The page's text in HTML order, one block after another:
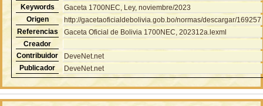
Keywords
Gaceta 1700NEC, Ley, noviembre/2023
Origen
http://gacetaoficialdebolivia.gob.bo/normas/descargar/169257
Referencias
Gaceta Oficial de Bolivia 1700NEC, 202312a.lexml
Creador
Contribuidor
DeveNet.net
Publicador
DeveNet.net